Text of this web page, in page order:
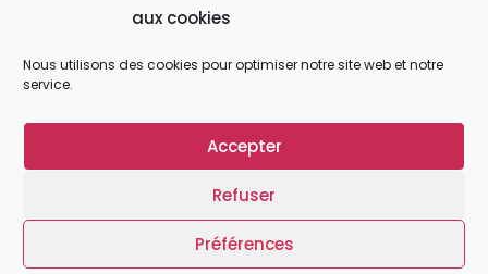
aux cookies
Nous utilisons des cookies pour optimiser notre site web et notre
service.
Accepter
Refuser
Préférences